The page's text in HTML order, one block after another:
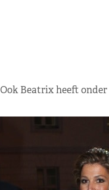
Ook Beatrix heeft